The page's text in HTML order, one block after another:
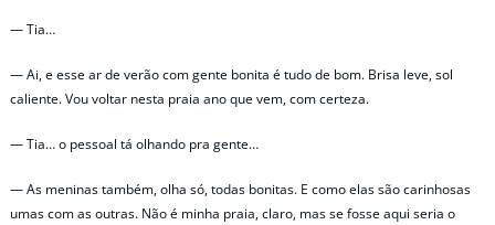
— Tia…
— Ai, e esse ar de verão com gente bonita é tudo de bom. Brisa leve, sol
caliente. Vou voltar nesta praia ano que vem, com certeza.
— Tia… o pessoal tá olhando pra gente…
— As meninas também, olha só, todas bonitas. E como elas são carinhosas
umas com as outras. Não é minha praia, claro, mas se fosse aqui seria o